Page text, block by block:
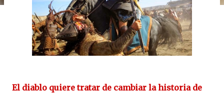
El diablo quiere tratar de cambiar la historia de